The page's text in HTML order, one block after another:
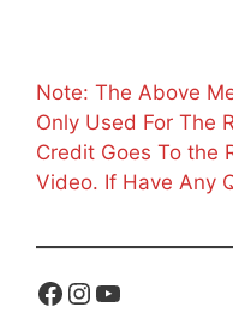
Note: The Above
Only Used For The
Credit Goes To the
Video. If Have Any
Facebook
Instagram
YouTube